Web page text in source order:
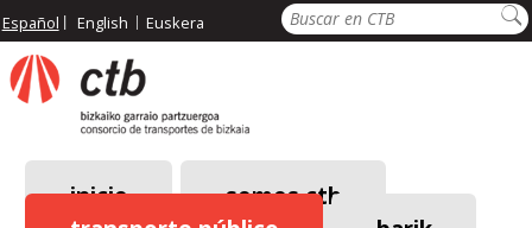
Pasar
al
contenido
principal
Buscar
Español English Euskera
inicio
somos ctb